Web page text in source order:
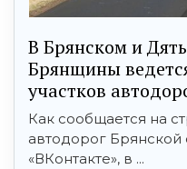
В Брянском и
Брянщины
участков
Как сообщается на
автодорог Брянской
«ВКонтакте», в ...